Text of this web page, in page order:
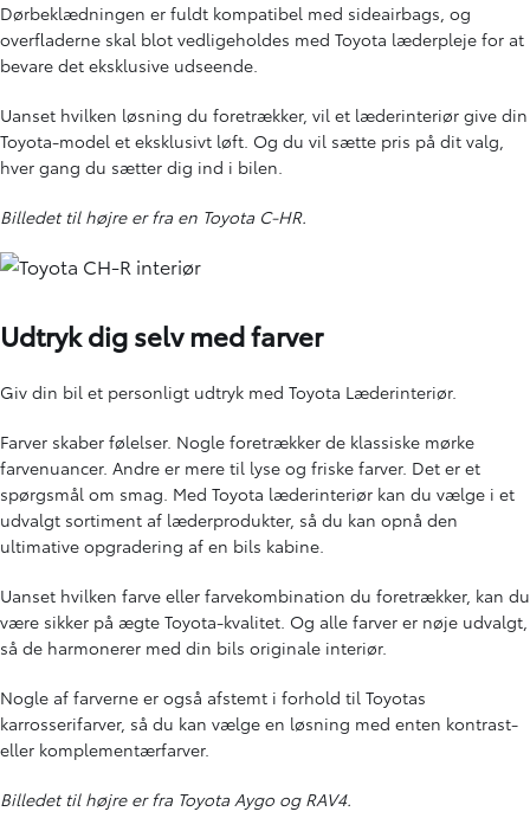
Dørbeklædningen er fuldt kompatibel med sideairbags, og
overfladerne skal blot vedligeholdes med Toyota læderpleje for at
bevare det eksklusive udseende.
Uanset hvilken løsning du foretrækker, vil et læderinteriør give din
Toyota-model et eksklusivt løft. Og du vil sætte pris på dit valg,
hver gang du sætter dig ind i bilen.
Billedet til højre er fra en Toyota C-HR.
Udtryk dig selv med farver
Giv din bil et personligt udtryk med Toyota Læderinteriør.
Farver skaber følelser. Nogle foretrækker de klassiske mørke
farvenuancer. Andre er mere til lyse og friske farver. Det er et
spørgsmål om smag. Med Toyota læderinteriør kan du vælge i et
udvalgt sortiment af læderprodukter, så du kan opnå den
ultimative opgradering af en bils kabine.
Uanset hvilken farve eller farvekombination du foretrækker, kan du
være sikker på ægte Toyota-kvalitet. Og alle farver er nøje udvalgt,
så de harmonerer med din bils originale interiør.
Nogle af farverne er også afstemt i forhold til Toyotas
karrosserifarver, så du kan vælge en løsning med enten kontrast-
eller komplementærfarver.
Billedet til højre er fra Toyota Aygo og RAV4.